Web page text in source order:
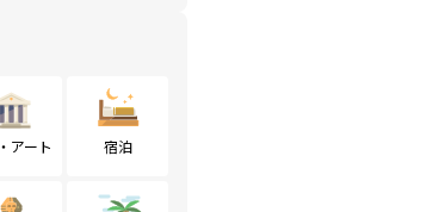
アート 宿泊